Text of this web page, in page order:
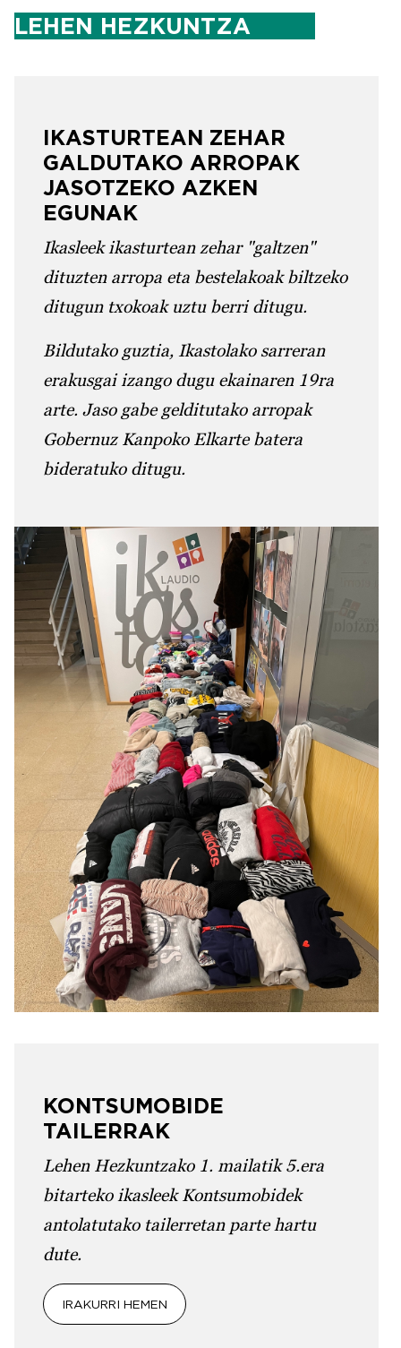
LEHEN HEZKUNTZA
IKASTURTEAN ZEHAR
GALDUTAKO ARROPAK
JASOTZEKO AZKEN
EGUNAK
Ikasleek ikasturtean zehar "galtzen"
dituzten arropa eta bestelakoak biltzeko
ditugun txokoak uztu berri ditugu.
Bildutako guztia, Ikastolako sarreran
erakusgai izango dugu ekainaren 19ra
arte. Jaso gabe gelditutako arropak
Gobernuz Kanpoko Elkarte batera
bideratuko ditugu.
KONTSUMOBIDE
TAILERRAK
Lehen Hezkuntzako 1. mailatik 5.era
bitarteko ikasleek Kontsumobidek
antolatutako tailerretan parte hartu
dute.
IRAKURRI HEMEN